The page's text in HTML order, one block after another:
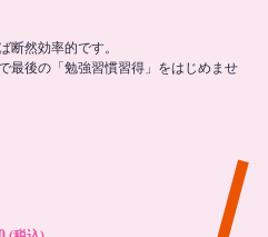
断然効率的です。
最後の「勉強習慣習得」をはじめませ